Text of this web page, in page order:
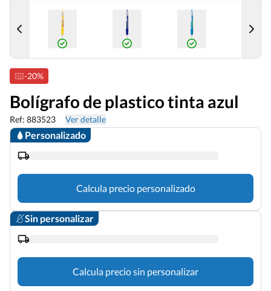
-20%
Bolígrafo de plastico tinta azul
Ref: 883523 Ver detalle
Personalizado
Calcula precio personalizado
Sin personalizar
Calcula precio sin personalizar